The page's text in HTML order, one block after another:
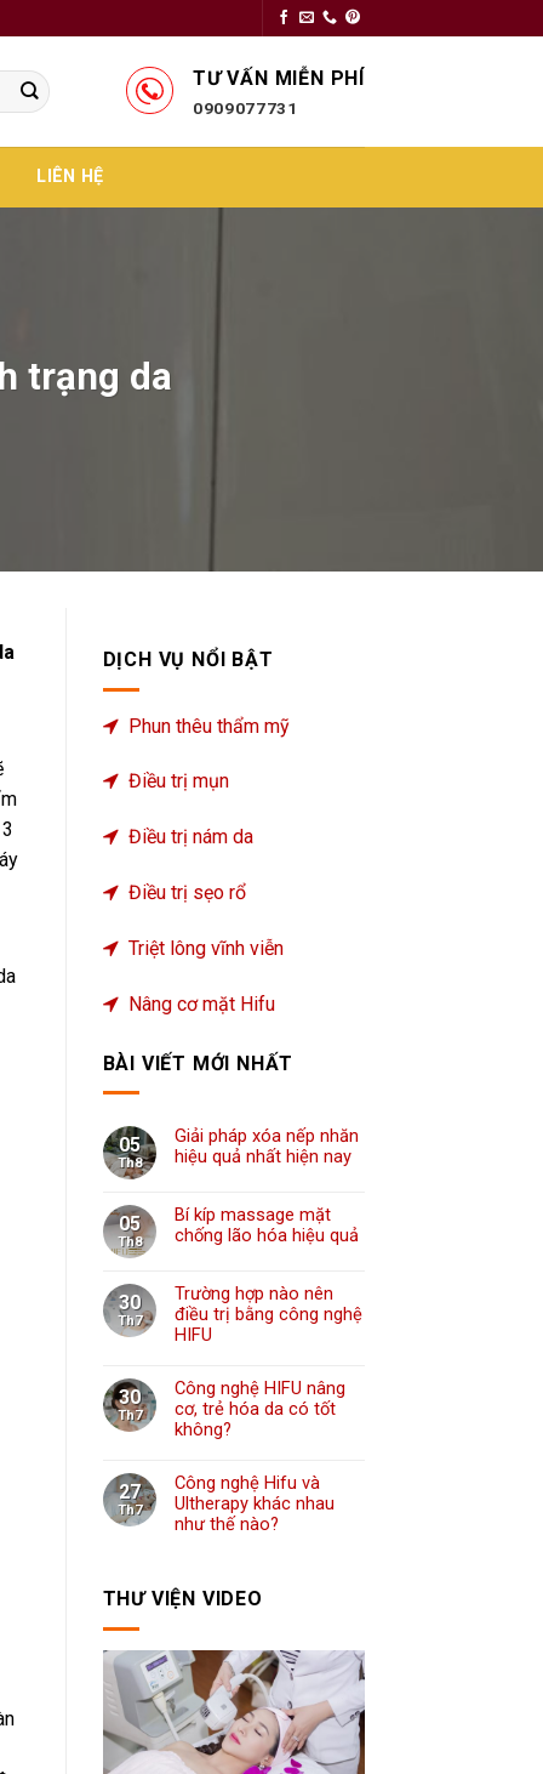
TƯ VẤN MIỄN PHÍ
0909077731
LIÊN HỆ
trạng da
DỊCH VỤ NỔI BẬT
Phun thêu thẩm mỹ
Điều trị mụn
Điều trị nám da
Điều trị sẹo rổ
Triệt lông vĩnh viễn
Nâng cơ mặt Hifu
BÀI VIẾT MỚI NHẤT
05
Th8
Giải pháp xóa nếp nhăn
hiệu quả nhất hiện nay
05
Th8
Bí kíp massage mặt
chống lão hóa hiệu quả
30
Th7
Trường hợp nào nên
điều trị bằng công nghệ
HIFU
30
Th7
Công nghệ HIFU nâng
cơ, trẻ hóa da có tốt
không?
27
Th7
Công nghệ Hifu và
Ultherapy khác nhau
như thế nào?
THƯ VIỆN VIDEO